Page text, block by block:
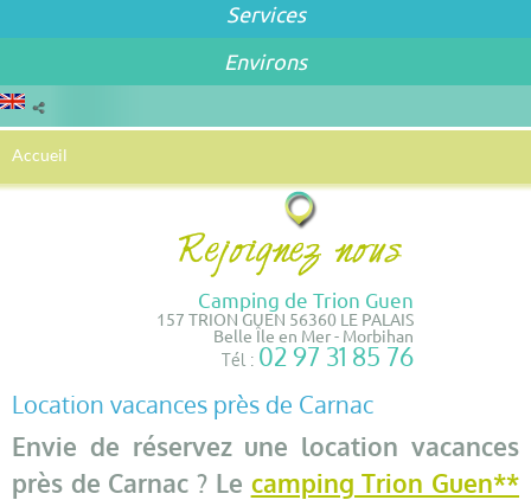
Services
Environs
Accueil
Camping de Trion Guen
157 TRION GUEN 56360 LE PALAIS
Belle Île en Mer - Morbihan
Tél : 02 97 31 85 76
Location vacances près de Carnac
Envie de réservez une location vacances
près de Carnac ? Le camping Trion Guen**